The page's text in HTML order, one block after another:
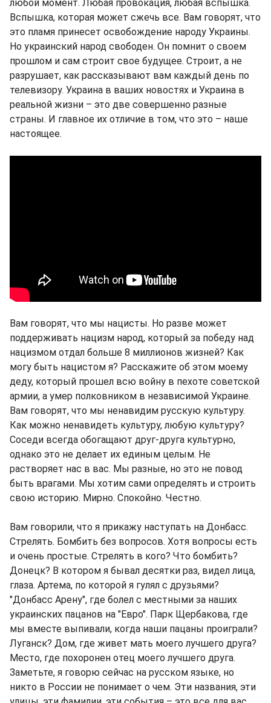
любой момент. Любая провокация, любая вспышка.
Вспышка, которая может сжечь все. Вам говорят, что
это пламя принесет освобождение народу Украины.
Но украинский народ свободен. Он помнит о своем
прошлом и сам строит свое будущее. Строит, а не
разрушает, как рассказывают вам каждый день по
телевизору. Украина в ваших новостях и Украина в
реальной жизни – это две совершенно разные
страны. И главное их отличие в том, что это – наше
настоящее.
Вам говорят, что мы нацисты. Но разве может
поддерживать нацизм народ, который за победу над
нацизмом отдал больше 8 миллионов жизней? Как
могу быть нацистом я? Расскажите об этом моему
деду, который прошел всю войну в пехоте советской
армии, а умер полковником в независимой Украине.
Вам говорят, что мы ненавидим русскую культуру.
Как можно ненавидеть культуру, любую культуру?
Соседи всегда обогащают друг-друга культурно,
однако это не делает их единым целым. Не
растворяет нас в вас. Мы разные, но это не повод
быть врагами. Мы хотим сами определять и строить
свою историю. Мирно. Спокойно. Честно.
Вам говорили, что я прикажу наступать на Донбасс.
Стрелять. Бомбить без вопросов. Хотя вопросы есть
и очень простые. Стрелять в кого? Что бомбить?
Донецк? В котором я бывал десятки раз, видел лица,
глаза. Артема, по которой я гулял с друзьями?
"Донбасс Арену", где болел с местными за наших
украинских пацанов на "Евро". Парк Щербакова, где
мы вместе выпивали, когда наши пацаны проиграли?
Луганск? Дом, где живет мать моего лучшего друга?
Место, где похоронен отец моего лучшего друга.
Заметьте, я говорю сейчас на русском языке, но
никто в России не понимает о чем. Эти названия, эти